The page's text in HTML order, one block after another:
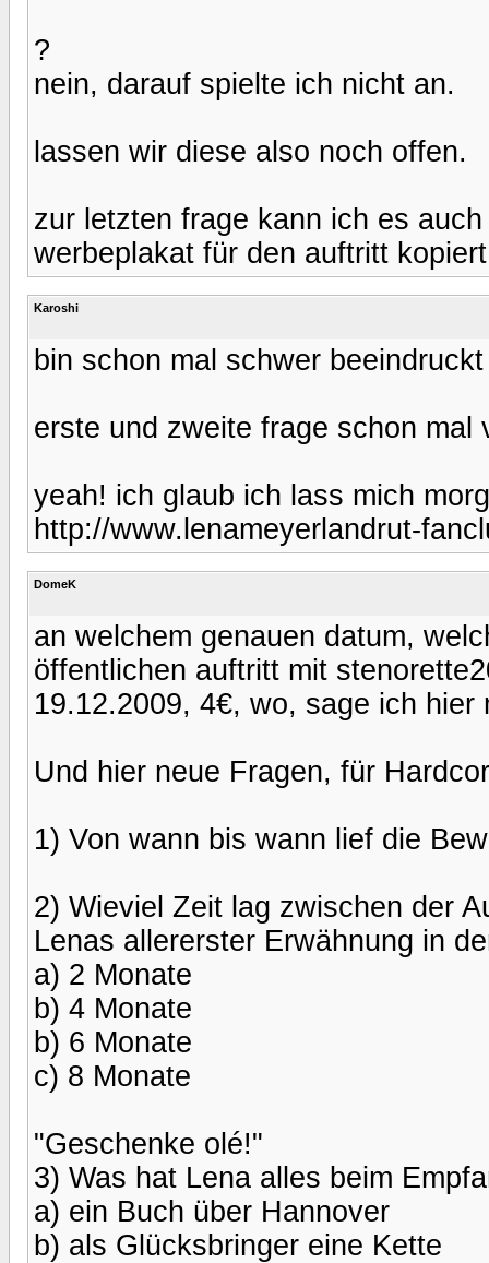
?
nein, darauf spielte ich nicht an.
lassen wir diese also noch offen.
zur letzten frage kann ich es
werbeplakat für den auftritt
Karoshi
bin schon mal schwer
erste und zweite frage schon mal
yeah! ich glaub ich lass mich
http://www.lenameyerlandrut-
DomeK
an welchem genauen datum,
öffentlichen auftritt mit
19.12.2009, 4€, wo, sage ich hier
Und hier neue Fragen, für
1) Von wann bis wann lief die
2) Wieviel Zeit lag zwischen der
Lenas allererster Erwähnung in
a) 2 Monate
b) 4 Monate
b) 6 Monate
c) 8 Monate
"Geschenke olé!"
3) Was hat Lena alles beim
a) ein Buch über Hannover
b) als Glücksbringer eine Kette